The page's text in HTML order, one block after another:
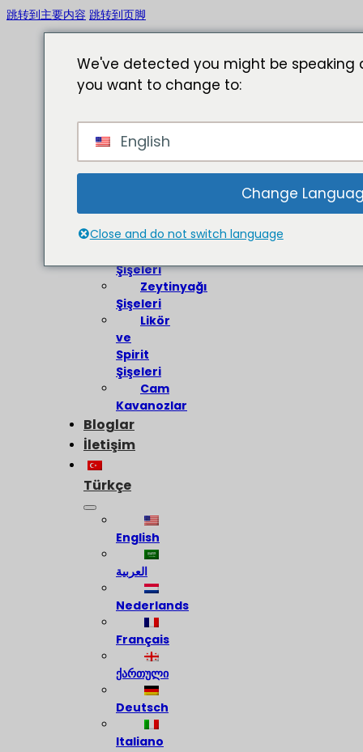
跳转到主要内容 跳转到页脚
Ev
Hakkında
Cam
Şarap
Şişeleri
Şişeleri
Zeytinyağı
Şişeleri
Likör
ve
Spirit
Şişeleri
Cam
Kavanozlar
Bloglar
İletişim
Türkçe
English
العربية
Nederlands
Français
ქართული
Deutsch
Italiano
We've detected you might be speaking
you want to change to:
English
Change
Close and do not switch language